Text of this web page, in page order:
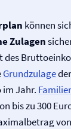
können
Zulagen
des
Grundzulage
im Jahr.
bis zu 300